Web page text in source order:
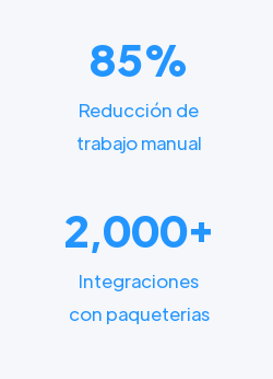
85%
Reducción de
trabajo manual
2,000+
Integraciones
con paqueterias